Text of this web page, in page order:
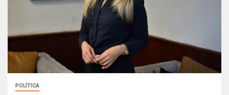
POLÍTICA